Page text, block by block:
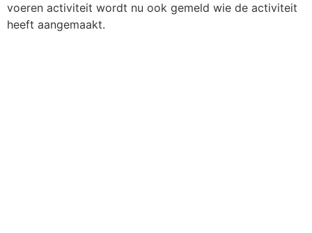
voeren activiteit wordt nu ook gemeld wie de activiteit
heeft aangemaakt.